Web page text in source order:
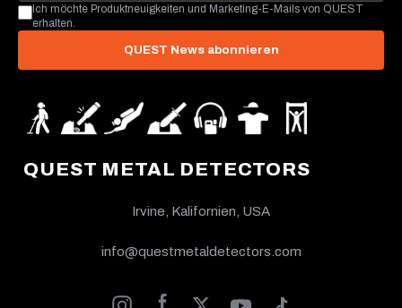
QUEST METAL DETECTORS
Irvine, Kalifornien, USA
info@questmetaldetectors.com
Ich möchte Produktneuigkeiten und Marketing-E-Mails von QUEST
erhalten.
QUEST News abonnieren